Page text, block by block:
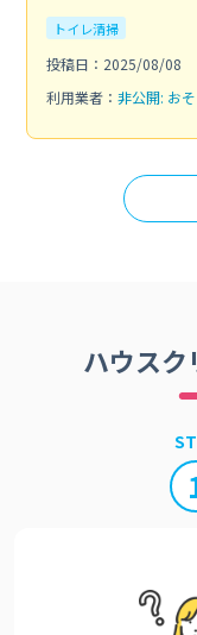
トイレ清掃
投稿日：2025/08/08
利用業者： 非公開: お
ハウスク